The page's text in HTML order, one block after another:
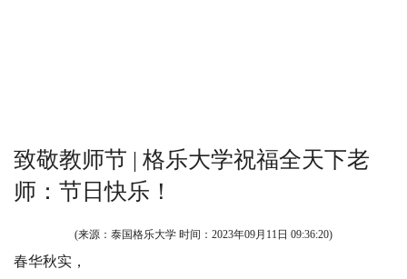
致敬教师节 | 格乐大学祝福全天下老
师：节日快乐！
(来源：泰国格乐大学 时间： 2023年09月11日 09:36:20)
春华秋实，